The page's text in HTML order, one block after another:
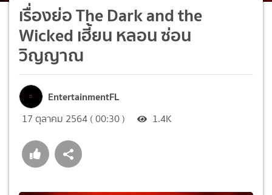
เรื่องย่อ The Dark and the
Wicked เฮี้ยน หลอน ซ่อน
วิญญาณ
EntertainmentFL
17 ตุลาคม 2564 ( 00:30 ) 1.4K